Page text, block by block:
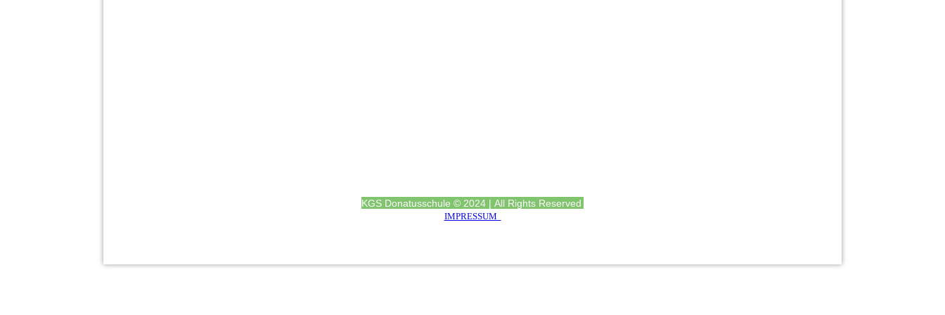
KGS Donatusschule © 2024 | All Rights Reserved
IMPRESSUM